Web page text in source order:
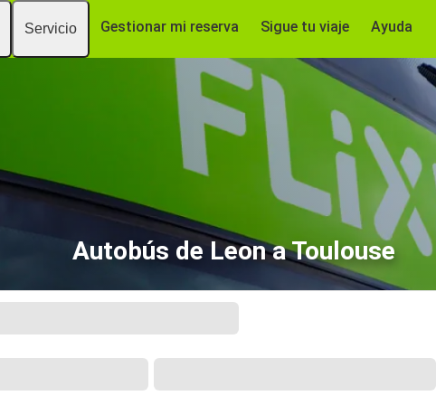
Servicio Gestionar mi reserva Sigue tu viaje Ayuda
Autobús de Leon a Toulouse